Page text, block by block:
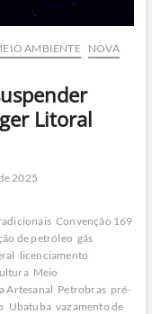
AMBIENTE
NOVA
Litoral
2025
Convenção 169
de petróleo gás
licenciamento
Meio
Artesanal Petrobras pré-
Ubatuba vazamento de